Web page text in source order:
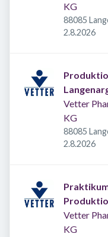
KG
88085
2.8.2026
Vetter
KG
88085
2.8.2026
Vetter
KG